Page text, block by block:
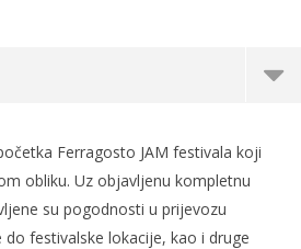
Ferragosto JAM festivala koji
obliku. Uz objavljenu kompletnu
su pogodnosti u prijevozu
festivalske lokacije, kao i druge